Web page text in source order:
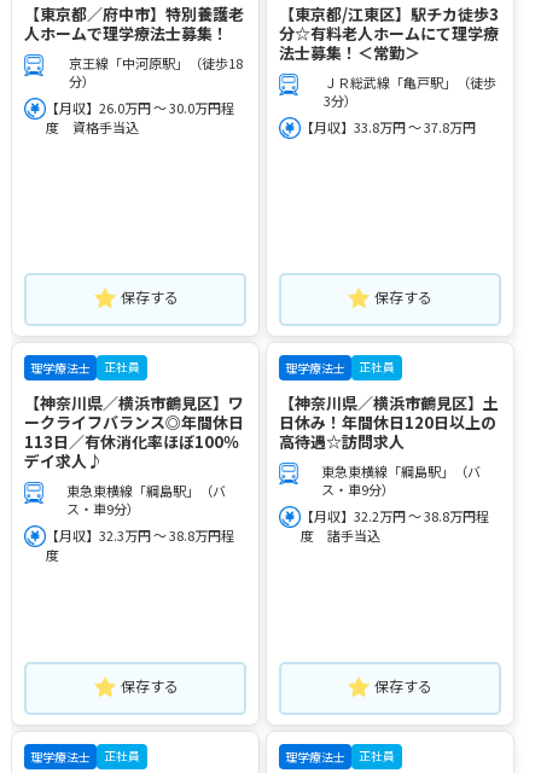
【東京都／府中市】特別養護老
人ホームで理学療法士募集！
京王線「中河原駅」（徒歩18
分）
【月収】26.0万円 ～ 30.0万円程
度 資格手当込
保存する
【東京都/江東区】駅チカ徒歩3
分☆有料老人ホームにて理学療
法士募集！＜常勤＞
ＪＲ総武線「亀戸駅」（徒歩
3分）
【月収】33.8万円 ～ 37.8万円
保存する
理学療法士 正社員
【神奈川県／横浜市鶴見区】ワ
ークライフバランス◎年間休日
113日／有休消化率ほぼ100％
デイ求人♪
東急東横線「綱島駅」（バ
ス・車9分）
【月収】32.3万円 ～ 38.8万円程
度
保存する
理学療法士 正社員
【神奈川県／横浜市鶴見区】土
日休み！年間休日120日以上の
高待遇☆訪問求人
東急東横線「綱島駅」（バ
ス・車9分）
【月収】32.2万円 ～ 38.8万円程
度 諸手当込
保存する
理学療法士 正社員 理学療法士 正社員